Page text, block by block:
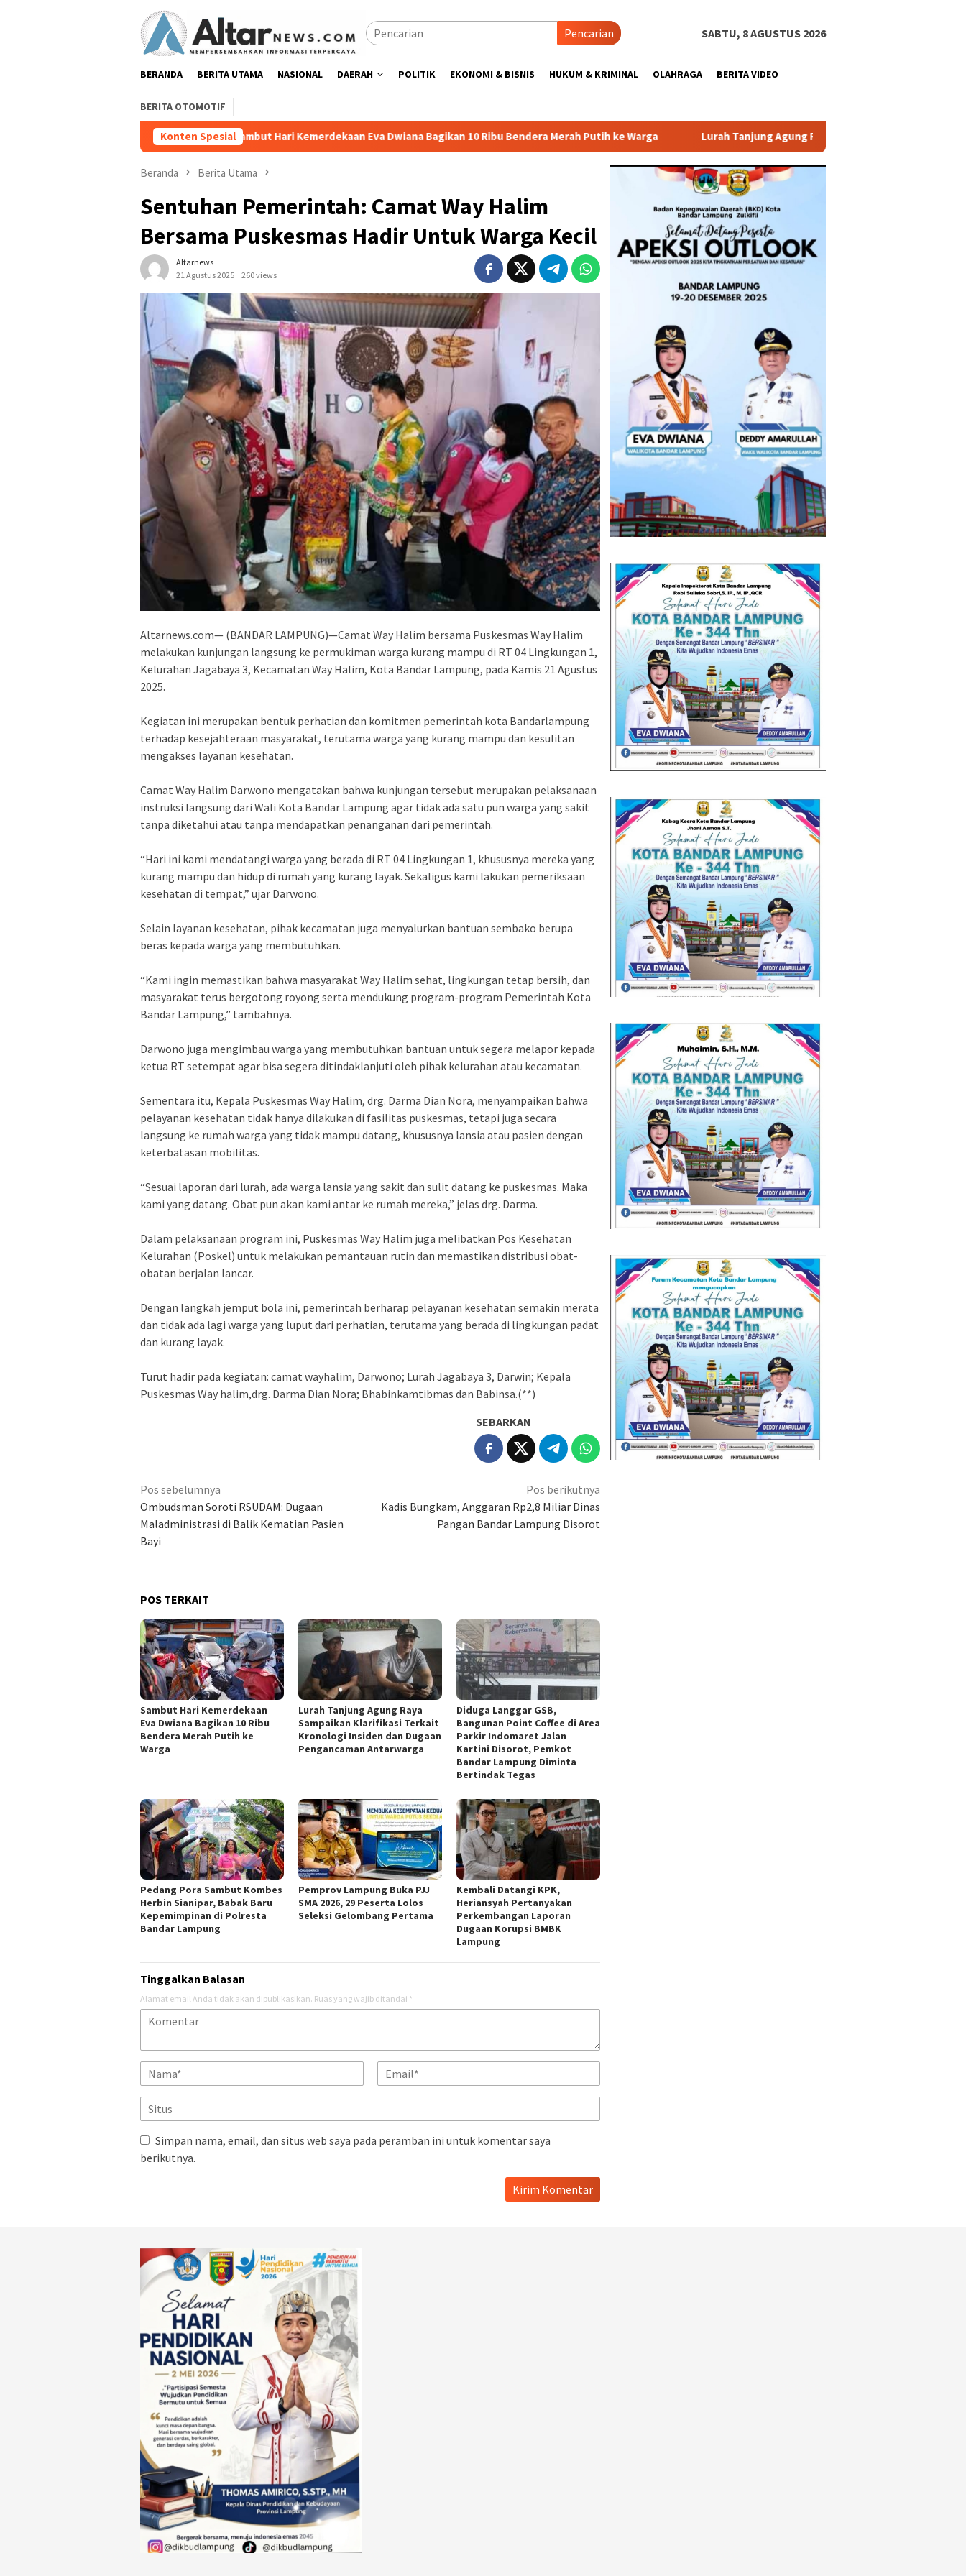
Pencarian SABTU, 8 AGUSTUS 2026
BERANDA BERITA UTAMA NASIONAL DAERAH POLITIK EKONOMI & BISNIS HUKUM & KRIMINAL OLAHRAGA BERITA VIDEO
BERITA OTOMOTIF
Konten Spesial
Sambut Hari Kemerdekaan Eva Dwiana Bagikan 10 Ribu Bendera Merah Putih ke Warga Lurah Tanjung Agung Raya Sampaikan Klarifikasi Terkait Kronologi Insiden
Beranda Berita Utama
‎Sentuhan Pemerintah: Camat Way Halim
Bersama Puskesmas Hadir Untuk Warga Kecil
Altarnews
21 Agustus 2025
260 views
Altarnews.com— (BANDAR LAMPUNG)—Camat Way Halim bersama Puskesmas Way Halim
melakukan kunjungan langsung ke permukiman warga kurang mampu di RT 04 Lingkungan 1,
Kelurahan Jagabaya 3, Kecamatan Way Halim, Kota Bandar Lampung, pada Kamis 21 Agustus
2025.
‎Kegiatan ini merupakan bentuk perhatian dan komitmen pemerintah kota Bandarlampung
terhadap kesejahteraan masyarakat, terutama warga yang kurang mampu dan kesulitan
mengakses layanan kesehatan.
‎Camat Way Halim Darwono mengatakan bahwa kunjungan tersebut merupakan pelaksanaan
instruksi langsung dari Wali Kota Bandar Lampung agar tidak ada satu pun warga yang sakit
tanpa diketahui atau tanpa mendapatkan penanganan dari pemerintah.
‎“Hari ini kami mendatangi warga yang berada di RT 04 Lingkungan 1, khususnya mereka yang
kurang mampu dan hidup di rumah yang kurang layak. Sekaligus kami lakukan pemeriksaan
kesehatan di tempat,” ujar Darwono.
‎Selain layanan kesehatan, pihak kecamatan juga menyalurkan bantuan sembako berupa
beras kepada warga yang membutuhkan.
‎“Kami ingin memastikan bahwa masyarakat Way Halim sehat, lingkungan tetap bersih, dan
masyarakat terus bergotong royong serta mendukung program-program Pemerintah Kota
Bandar Lampung,” tambahnya.
‎Darwono juga mengimbau warga yang membutuhkan bantuan untuk segera melapor kepada
ketua RT setempat agar bisa segera ditindaklanjuti oleh pihak kelurahan atau kecamatan.
‎Sementara itu, Kepala Puskesmas Way Halim, drg. Darma Dian Nora, menyampaikan bahwa
pelayanan kesehatan tidak hanya dilakukan di fasilitas puskesmas, tetapi juga secara
langsung ke rumah warga yang tidak mampu datang, khususnya lansia atau pasien dengan
keterbatasan mobilitas.
‎“Sesuai laporan dari lurah, ada warga lansia yang sakit dan sulit datang ke puskesmas. Maka
kami yang datang. Obat pun akan kami antar ke rumah mereka,” jelas drg. Darma.
‎Dalam pelaksanaan program ini, Puskesmas Way Halim juga melibatkan Pos Kesehatan
Kelurahan (Poskel) untuk melakukan pemantauan rutin dan memastikan distribusi obat-
obatan berjalan lancar.
‎Dengan langkah jemput bola ini, pemerintah berharap pelayanan kesehatan semakin merata
dan tidak ada lagi warga yang luput dari perhatian, terutama yang berada di lingkungan padat
dan kurang layak.
‎Turut hadir pada kegiatan: camat wayhalim, Darwono; Lurah Jagabaya 3, Darwin; Kepala
Puskesmas Way halim,drg. Darma Dian Nora; Bhabinkamtibmas dan Babinsa.(**)
SEBARKAN
Navigasi
pos
Pos sebelumnya
Ombudsman Soroti RSUDAM: Dugaan
Maladministrasi di Balik Kematian Pasien
Bayi
Pos berikutnya
Kadis Bungkam, Anggaran Rp2,8 Miliar Dinas
Pangan Bandar Lampung Disorot
POS TERKAIT
Sambut Hari Kemerdekaan
Eva Dwiana Bagikan 10 Ribu
Bendera Merah Putih ke
Warga
Lurah Tanjung Agung Raya
Sampaikan Klarifikasi Terkait
Kronologi Insiden dan Dugaan
Pengancaman Antarwarga
Diduga Langgar GSB,
Bangunan Point Coffee di Area
Parkir Indomaret Jalan
Kartini Disorot, Pemkot
Bandar Lampung Diminta
Bertindak Tegas
Pedang Pora Sambut Kombes
Herbin Sianipar, Babak Baru
Kepemimpinan di Polresta
Bandar Lampung
Pemprov Lampung Buka PJJ
SMA 2026, 29 Peserta Lolos
Seleksi Gelombang Pertama
Kembali Datangi KPK,
Heriansyah Pertanyakan
Perkembangan Laporan
Dugaan Korupsi BMBK
Lampung
Tinggalkan Balasan
Alamat email Anda tidak akan dipublikasikan. Ruas yang wajib ditandai *
Simpan nama, email, dan situs web saya pada peramban ini untuk komentar saya
berikutnya.